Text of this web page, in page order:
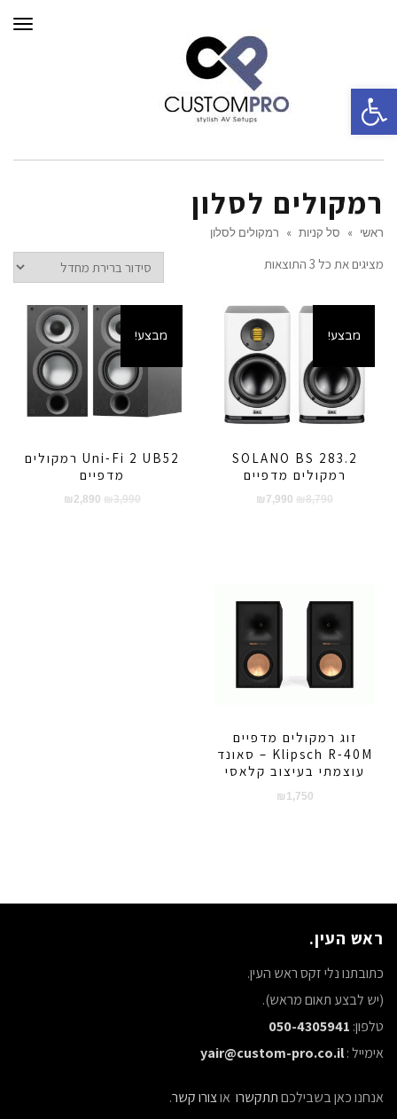
רמקולים לסלון
ראשי » סל קניות » רמקולים לסלון
מציגים את כל ⁦3⁩ התוצאות
מבצע!
SOLANO BS 283.2
רמקולים מדפיים
₪8,790
המחיר₪ 7,990
המחיר
מבצע!
Uni-Fi 2 UB52 רמקולים
מדפיים
₪3,990
המחיר₪ 2,890
זוג רמקולים מדפיים
Klipsch R-40M – סאונד
עוצמתי בעיצוב קלאסי
₪ 1,750
ראש העין.
כתובתנו נלי זקס ראש העין.
(יש לבצע תאום מראש).
טלפון: 050-4305941
אימייל :yair@custom-pro.co.il
אנחנו כאן בשבילכםתתקשרו אוצורו קשר.
פתח סרגל נגישות